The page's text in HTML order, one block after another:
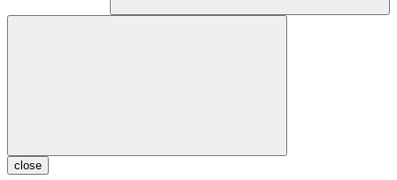
close